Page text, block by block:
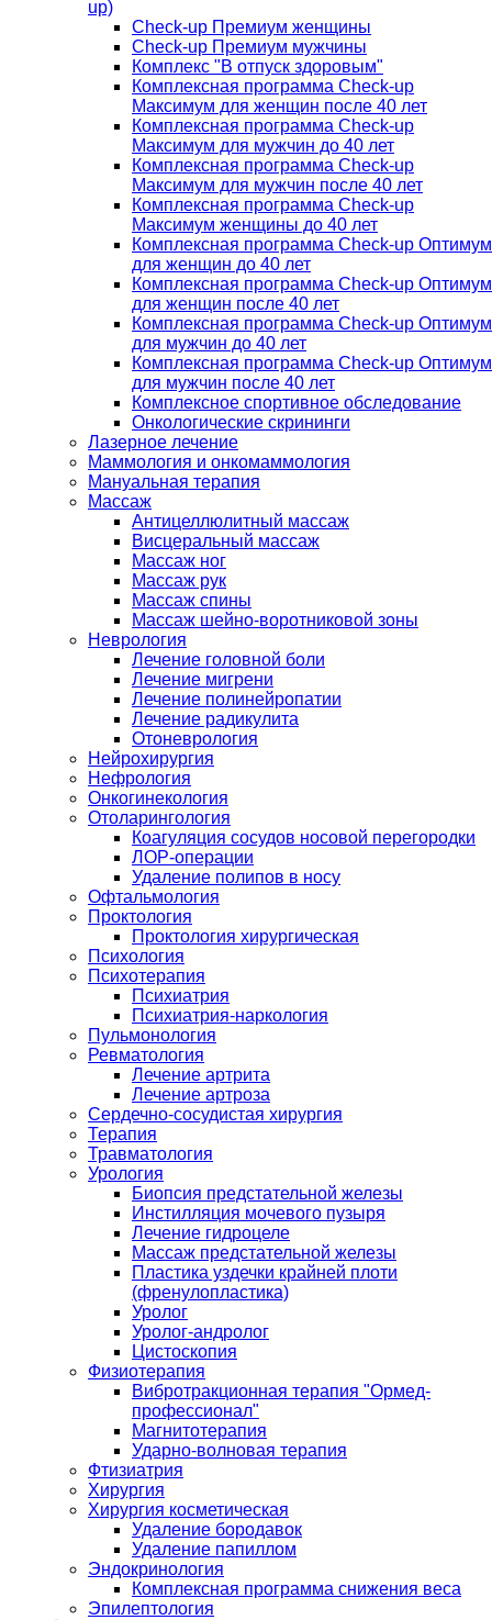
up)
Check-up Премиум женщины
Check-up Премиум мужчины
Комплекс "В отпуск здоровым"
Комплексная программа Check-up
Максимум для женщин после 40 лет
Комплексная программа Check-up
Максимум для мужчин до 40 лет
Комплексная программа Check-up
Максимум для мужчин после 40 лет
Комплексная программа Check-up
Максимум женщины до 40 лет
Комплексная программа Check-up Оптимум
для женщин до 40 лет
Комплексная программа Check-up Оптимум
для женщин после 40 лет
Комплексная программа Check-up Оптимум
для мужчин до 40 лет
Комплексная программа Check-up Оптимум
для мужчин после 40 лет
Комплексное спортивное обследование
Онкологические скрининги
Лазерное лечение
Маммология и онкомаммология
Мануальная терапия
Массаж
Антицеллюлитный массаж
Висцеральный массаж
Массаж ног
Массаж рук
Массаж спины
Массаж шейно-воротниковой зоны
Неврология
Лечение головной боли
Лечение мигрени
Лечение полинейропатии
Лечение радикулита
Отоневрология
Нейрохирургия
Нефрология
Онкогинекология
Отоларингология
Коагуляция сосудов носовой перегородки
ЛОР-операции
Удаление полипов в носу
Офтальмология
Проктология
Проктология хирургическая
Психология
Психотерапия
Психиатрия
Психиатрия-наркология
Пульмонология
Ревматология
Лечение артрита
Лечение артроза
Сердечно-сосудистая хирургия
Терапия
Травматология
Урология
Биопсия предстательной железы
Инстилляция мочевого пузыря
Лечение гидроцеле
Массаж предстательной железы
Пластика уздечки крайней плоти
(френулопластика)
Уролог
Уролог-андролог
Цистоскопия
Физиотерапия
Вибротракционная терапия "Ормед-
профессионал"
Магнитотерапия
Ударно-волновая терапия
Фтизиатрия
Хирургия
Хирургия косметическая
Удаление бородавок
Удаление папиллом
Эндокринология
Комплексная программа снижения веса
Эпилептология